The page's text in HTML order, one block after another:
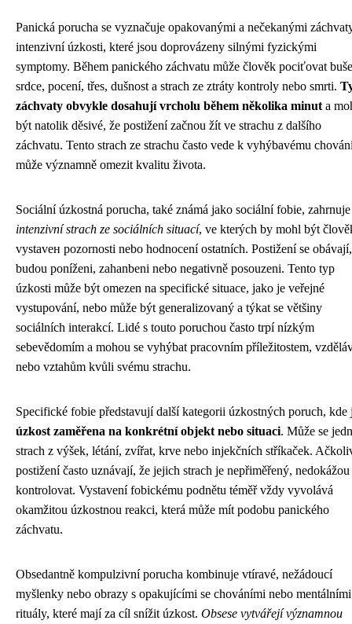
Panická porucha se vyznačuje opakovanými a nečekanými
intenzivní úzkosti, které jsou doprovázeny silnými fyzickými
symptomy. Během panického záchvatu může člověk pociťovat
srdce, pocení, třes, dušnost a strach ze ztráty kontroly nebo smrti.
záchvaty obvykle dosahují vrcholu během několika minut a
být natolik děsivé, že postižení začnou žít ve strachu z dalšího
záchvatu. Tento strach ze strachu často vede k vyhýbavému
může významně omezit kvalitu života.
Sociální úzkostná porucha, také známá jako sociální fobie, zahrnuje
intenzivní strach ze sociálních situací, ve kterých by mohl být
vystavен pozornosti nebo hodnocení ostatních. Postižení se
budou poníženi, zahanbeni nebo negativně posouzeni. Tento typ
úzkosti může být omezen na specifické situace, jako je veřejné
vystupování, nebo může být generalizovaný a týkat se většiny
sociálních interakcí. Lidé s touto poruchou často trpí nízkým
sebevědomím a mohou se vyhýbat pracovním příležitostem,
nebo vztahům kvůli svému strachu.
Specifické fobie představují další kategorii úzkostných poruch, kde
úzkost zaměřena na konkrétní objekt nebo situaci. Může se
strach z výšek, létání, zvířat, krve nebo injekčních stříkaček.
postižení často uznávají, že jejich strach je nepřiměřený,
kontrolovat. Vystavení fobickému podnětu téměř vždy vyvolává
okamžitou úzkostnou reakci, která může mít podobu panického
záchvatu.
Obsedantně kompulzivní porucha kombinuje vtíravé, nežádoucí
myšlenky nebo obrazy s opakujícími se chováními nebo mentálními
rituály, které mají za cíl snížit úzkost. Obsese vytvářejí významnou